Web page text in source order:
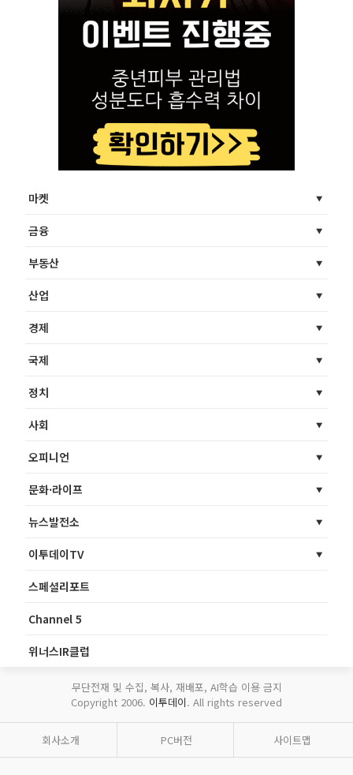
마켓
금융
부동산
산업
경제
국제
정치
사회
오피니언
문화·라이프
뉴스발전소
이투데이TV
스페셜리포트
Channel 5
위너스IR클럽
무단전재 및 수집, 복사, 재배포, AI학습 이용 금지
Copyright 2006. 이투데이. All rights reserved
회사소개 PC버전 사이트맵